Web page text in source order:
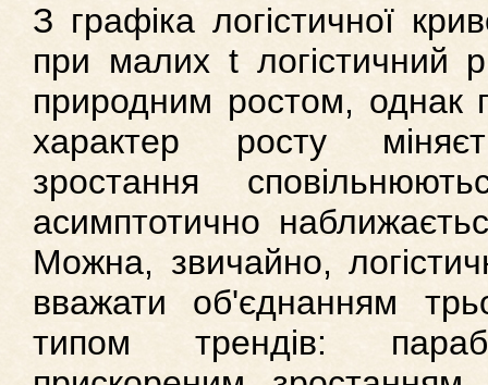
З графіка логістичної
при малих t логістичний
природним ростом, однак
характер росту
зростання
асимптотично
Можна, звичайно,
вважати об'єднанням
типом трендів: